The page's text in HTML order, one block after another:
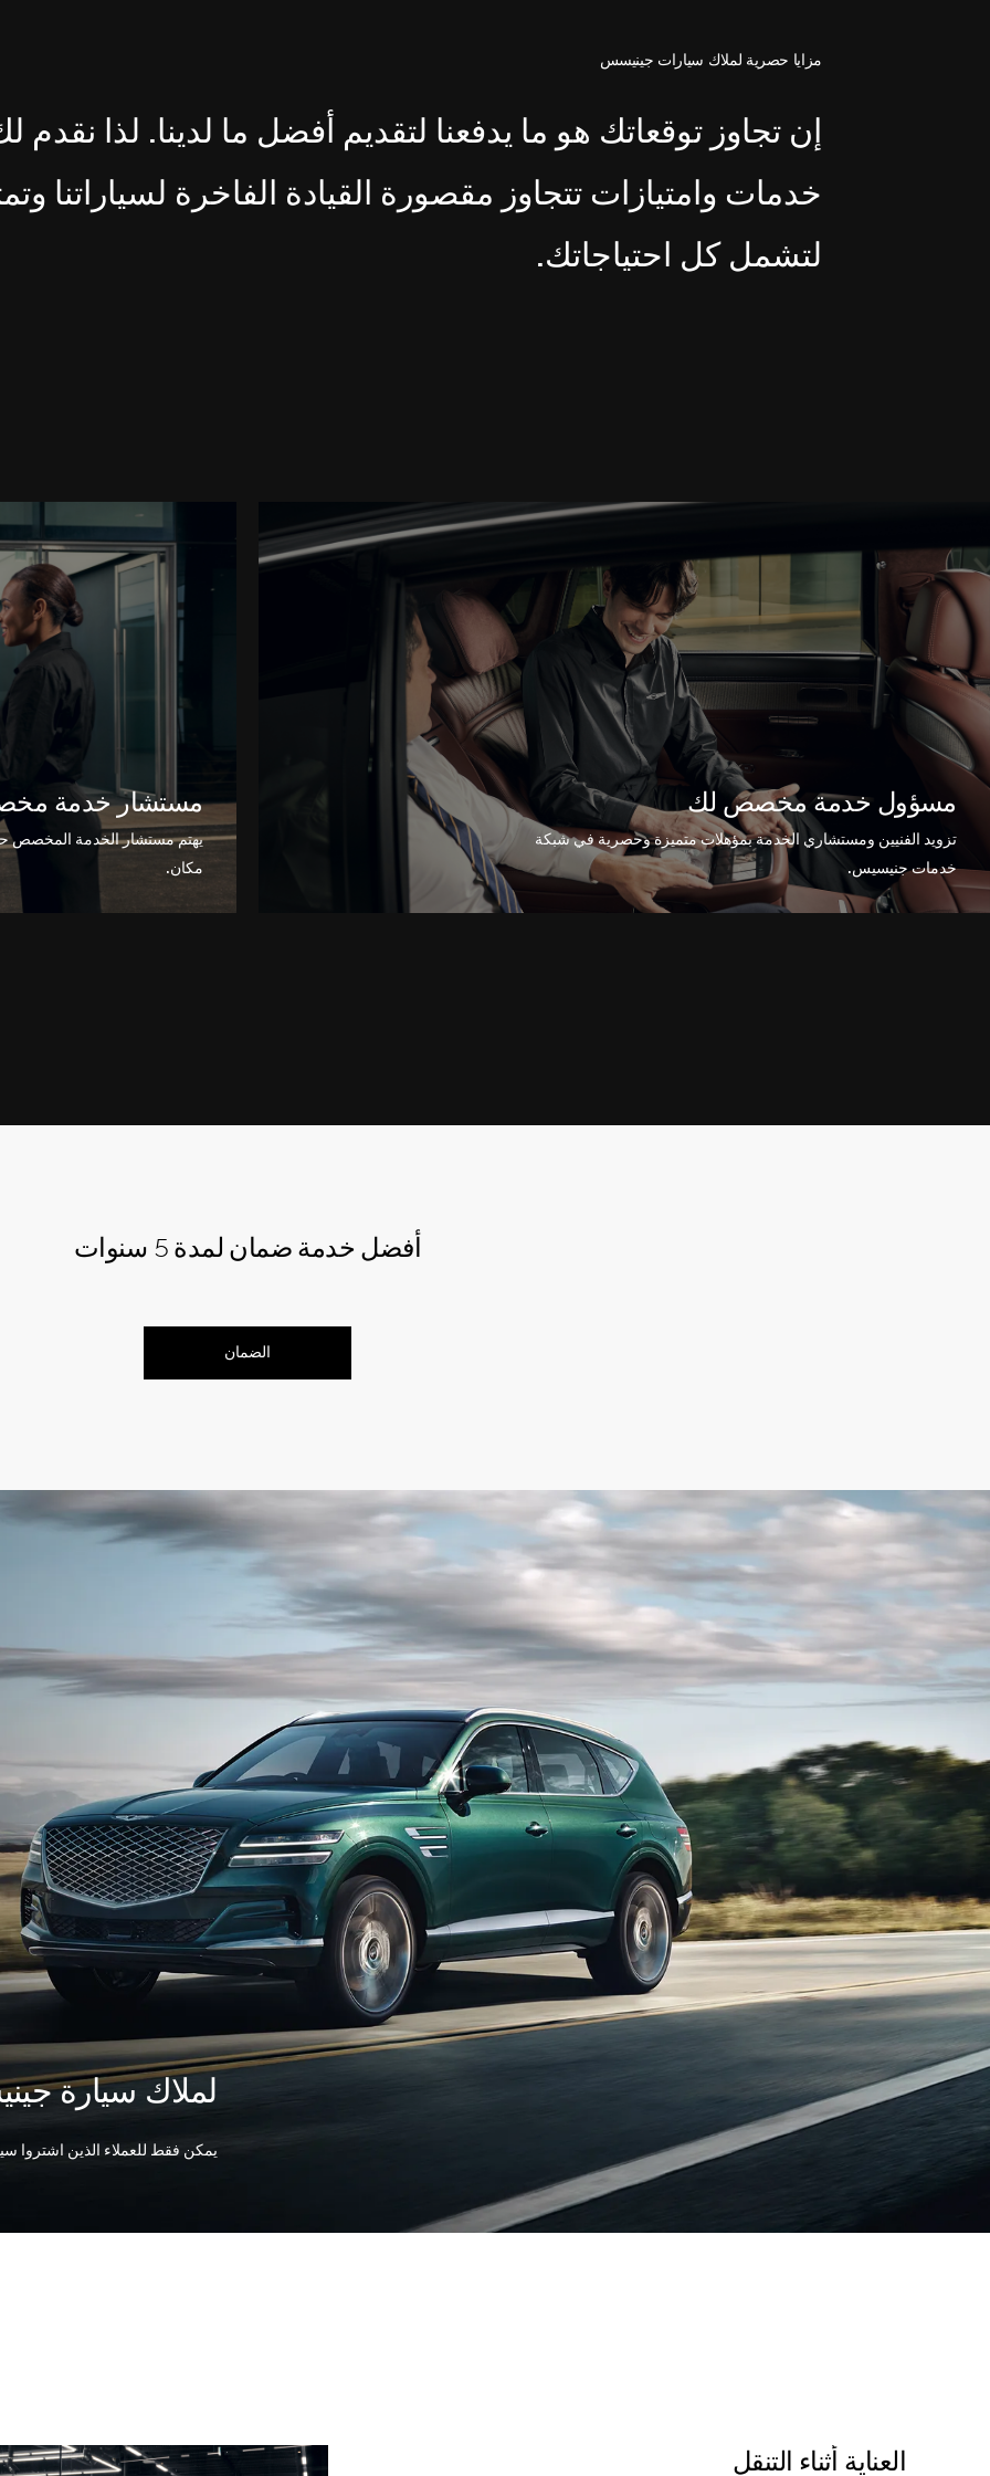
مزايا حصرية لملاك سيارات جينيسس
إن تجاوز توقعاتك هو ما يدفعنا لتقديم أفضل ما لدينا. لذا نقدم
خدمات وامتيازات تتجاوز مقصورة القيادة الفاخرة لسياراتنا
لتشمل كل احتياجاتك.
مسؤول خدمة مخصص لك
تزويد الفنيين ومستشاري الخدمة بمؤهلات متميزة وحصرية في شبكة
خدمات جنيسيس.
مستشار خدمة
يهتم مستشار الخدمة
مكان.
أفضل خدمة ضمان لمدة 5 سنوات
الضمان
لملاك سيارة
يمكن فقط للعملاء الذين
العناية أثناء التنقل